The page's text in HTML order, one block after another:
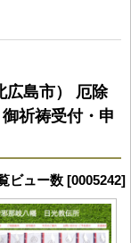
広島市） 厄除
祈祷受付・申
ビュー数 [0005242]